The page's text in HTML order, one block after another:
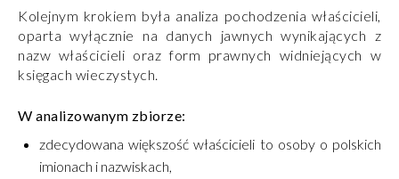
Kolejnym krokiem była analiza pochodzenia właścicieli,
oparta wyłącznie na danych jawnych wynikających z
nazw właścicieli oraz form prawnych widniejących w
księgach wieczystych.
W analizowanym zbiorze:
zdecydowana większość właścicieli to osoby o polskich
imionach i nazwiskach,